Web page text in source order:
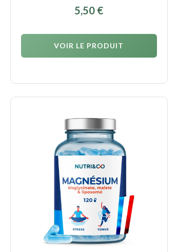
5,50 €
VOIR LE PRODUIT